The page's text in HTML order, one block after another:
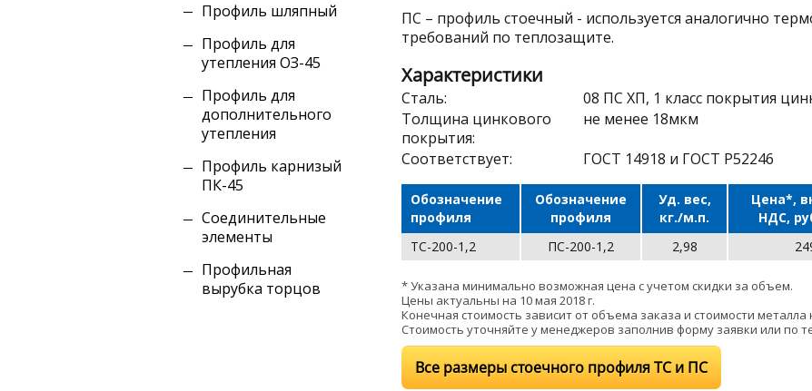
Профиль шляпный
Профиль для
утепления ОЗ-45
Профиль для
дополнительного
утепления
Профиль карнизый
ПК-45
Соединительные
элементы
Профильная
вырубка торцов
ПС – профиль стоечный - используется аналогично
требований по теплозащите.
Характеристики
Сталь:
08 ПС ХП, 1 класс покрытия
Толщина цинкового
покрытия:
не менее 18мкм
Соответствует:
ГОСТ 14918 и ГОСТ Р52246
Обозначение
профиля
Обозначение
профиля
Уд. вес,
кг./м.п.
Цена*,
НДС,
ТС-200-1,2
ПС-200-1,2 2,98
* Указана минимально возможная цена с учетом скидки за объем.
Цены актуальны на 10 мая 2018 г.
Конечная стоимость зависит от объема заказа и стоимости металла
Стоимость уточняйте у менеджеров заполнив форму заявки или по
Все размеры стоечного профиля ТС и ПС